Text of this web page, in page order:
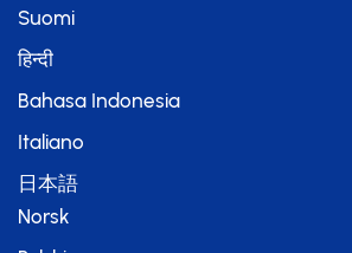
Suomi
हिन्दी
Bahasa Indonesia
Italiano
日本語
Norsk